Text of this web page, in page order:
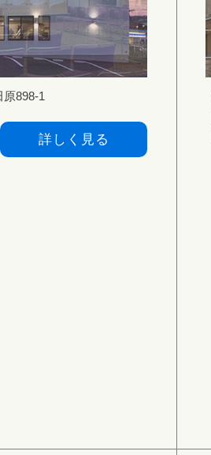
898-1
詳しく見る